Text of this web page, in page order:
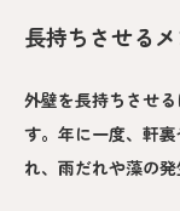
長持ちさせる
外壁を長持ちさせ
す。年に一度、軒
れ、雨だれや藻の発